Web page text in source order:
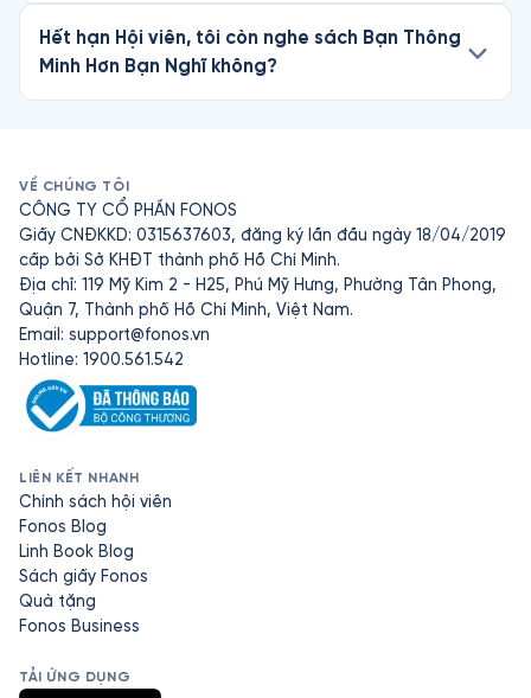
Hết hạn Hội viên, tôi còn nghe sách Bạn Thông
Minh Hơn Bạn Nghĩ không?
VỀ CHÚNG TÔI
CÔNG TY CỔ PHẦN FONOS
Giấy CNĐKKD: 0315637603, đăng ký lần đầu ngày 18/04/2019
cấp bởi Sở KHĐT thành phố Hồ Chí Minh.
Địa chỉ: 119 Mỹ Kim 2 - H25, Phú Mỹ Hưng, Phường Tân Phong,
Quận 7, Thành phố Hồ Chí Minh, Việt Nam.
Email: support@fonos.vn
Hotline: 1900.561.542
LIÊN KẾT NHANH
Chính sách hội viên
Fonos Blog
Linh Book Blog
Sách giấy Fonos
Quà tặng
Fonos Business
TẢI ỨNG DỤNG